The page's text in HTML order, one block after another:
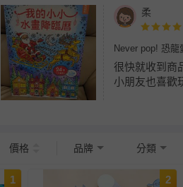
柔
Never pop! 恐龍
很快就收到商
小朋友也喜歡
價格 品牌 分類
1 2